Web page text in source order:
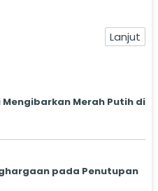
Lanjut
Mengibarkan Merah Putih di
pada Penutupan